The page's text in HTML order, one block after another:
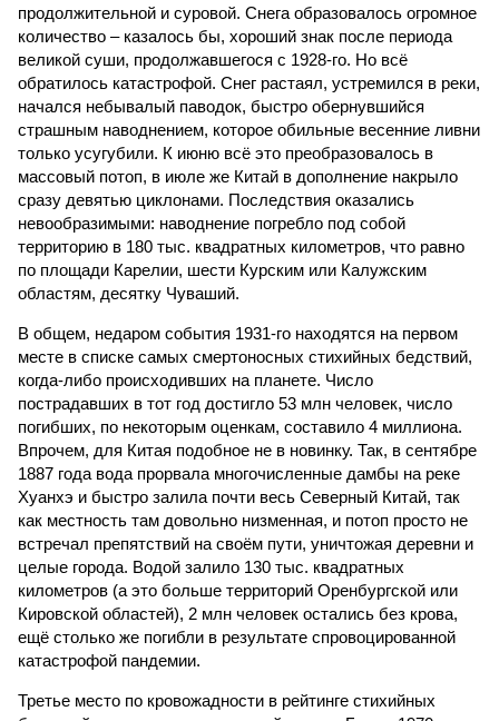
продолжительной и суровой. Снега образовалось огромное
количество – казалось бы, хороший знак после периода
великой суши, продолжавшегося с 1928-го. Но всё
обратилось катастрофой. Снег растаял, устремился в реки,
начался небывалый паводок, быстро обернувшийся
страшным наводнением, которое обильные весенние ливни
только усугубили. К июню всё это преобразовалось в
массовый потоп, в июле же Китай в дополнение накрыло
сразу девятью циклонами. Последствия оказались
невообразимыми: наводнение погребло под собой
территорию в 180 тыс. квадратных километров, что равно
по площади Карелии, шести Курским или Калужским
областям, десятку Чуваший.
В общем, недаром события 1931-го находятся на первом
месте в списке самых смертоносных стихийных бедствий,
когда-либо происходивших на планете. Число
пострадавших в тот год достигло 53 млн человек, число
погибших, по некоторым оценкам, составило 4 миллиона.
Впрочем, для Китая подобное не в новинку. Так, в сентябре
1887 года вода прорвала многочисленные дамбы на реке
Хуанхэ и быстро залила почти весь Северный Китай, так
как местность там довольно низменная, и потоп просто не
встречал препятствий на своём пути, уничтожая деревни и
целые города. Водой залило 130 тыс. квадратных
километров (а это больше территорий Оренбургской или
Кировской областей), 2 млн человек остались без крова,
ещё столько же погибли в результате спровоцированной
катастрофой пандемии.
Третье место по кровожадности в рейтинге стихийных